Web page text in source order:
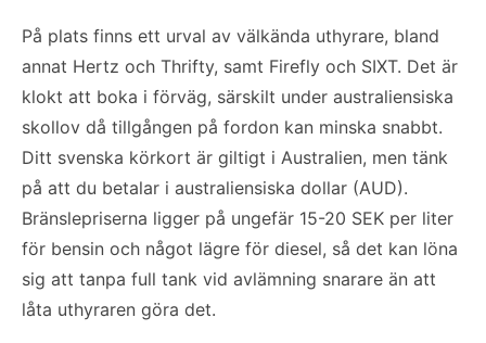
På plats finns ett urval av välkända uthyrare, bland
annat Hertz och Thrifty, samt Firefly och SIXT. Det är
klokt att boka i förväg, särskilt under australiensiska
skollov då tillgången på fordon kan minska snabbt.
Ditt svenska körkort är giltigt i Australien, men tänk
på att du betalar i australiensiska dollar (AUD).
Bränslepriserna ligger på ungefär 15-20 SEK per liter
för bensin och något lägre för diesel, så det kan löna
sig att tanpa full tank vid avlämning snarare än att
låta uthyraren göra det.